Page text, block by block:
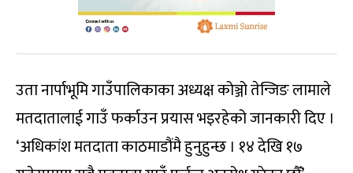
उता नार्पाभूमि गाउँपालिकाका अध्यक्ष कोञ्जो तेन्जिङ लामाले
मतदातालाई गाउँ फर्काउन प्रयास भइरहेको जानकारी दिए ।
‘अधिकांश मतदाता काठमाडौंमै हुनुहुन्छ । १४ देखि १७